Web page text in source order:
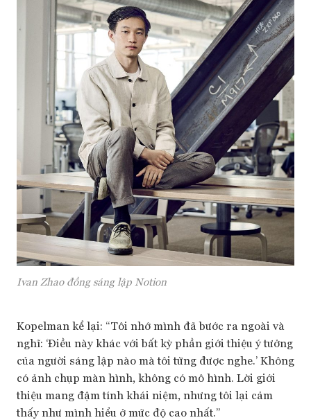
Ivan Zhao đồng sáng lập Notion
Kopelman kể lại: “Tôi nhớ mình đã bước ra ngoài và
nghĩ: ‘Điều này khác với bất kỳ phần giới thiệu ý tưởng
của người sáng lập nào mà tôi từng được nghe.’ Không
có ảnh chụp màn hình, không có mô hình. Lời giới
thiệu mang đậm tính khái niệm, nhưng tôi lại cảm
thấy như mình hiểu ở mức độ cao nhất.”